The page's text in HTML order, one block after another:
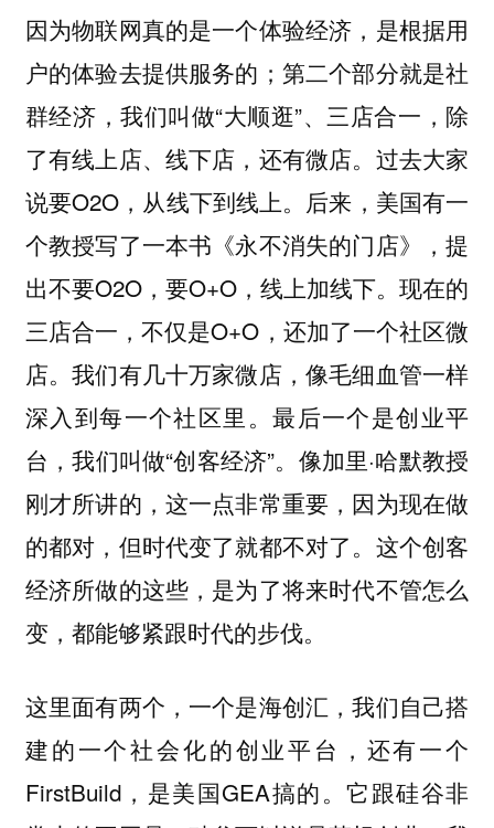
因为物联网真的是一个体验经济，是根据用
户的体验去提供服务的；第二个部分就是社
群经济，我们叫做“大顺逛”、三店合一，除
了有线上店、线下店，还有微店。过去大家
说要O2O，从线下到线上。后来，美国有一
个教授写了一本书《永不消失的门店》，提
出不要O2O，要O+O，线上加线下。现在的
三店合一，不仅是O+O，还加了一个社区微
店。我们有几十万家微店，像毛细血管一样
深入到每一个社区里。最后一个是创业平
台，我们叫做“创客经济”。像加里·哈默教授
刚才所讲的，这一点非常重要，因为现在做
的都对，但时代变了就都不对了。这个创客
经济所做的这些，是为了将来时代不管怎么
变，都能够紧跟时代的步伐。
这里面有两个，一个是海创汇，我们自己搭
建的一个社会化的创业平台，还有一个
FirstBuild，是美国GEA搞的。它跟硅谷非